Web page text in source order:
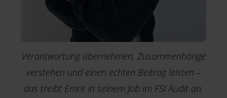
Verantwortung übernehmen, Zusammenhänge
verstehen und einen echten Beitrag leisten –
das treibt Emre in seinem Job im FSI Audit an.